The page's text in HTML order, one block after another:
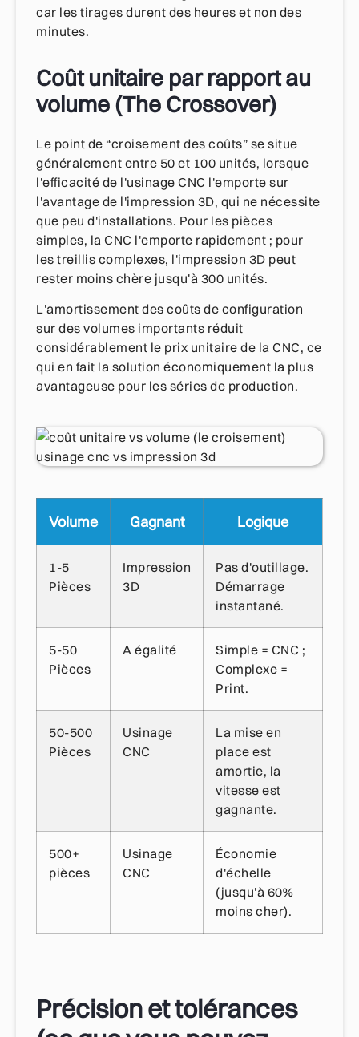
car les tirages durent des heures et non des
minutes.
Coût unitaire par rapport au
volume (The Crossover)
Le point de “croisement des coûts” se situe
généralement entre 50 et 100 unités, lorsque
l'efficacité de l'usinage CNC l'emporte sur
l'avantage de l'impression 3D, qui ne nécessite
que peu d'installations. Pour les pièces
simples, la CNC l'emporte rapidement ; pour
les treillis complexes, l'impression 3D peut
rester moins chère jusqu'à 300 unités.
L'amortissement des coûts de configuration
sur des volumes importants réduit
considérablement le prix unitaire de la CNC, ce
qui en fait la solution économiquement la plus
avantageuse pour les séries de production.
Volume Gagnant Logique
1-5
Pièces
Impression
3D
Pas d'outillage.
Démarrage
instantané.
5-50
Pièces
A égalité
Simple = CNC ;
Complexe =
Print.
50-500
Pièces
Usinage
CNC
La mise en
place est
amortie, la
vitesse est
gagnante.
500+
pièces
Usinage
CNC
Économie
d'échelle
(jusqu'à 60%
moins cher).
Précision et tolérances